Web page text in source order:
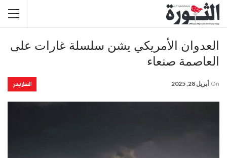
العدوان الأمريكي يشن سلسلة غارات على
العاصمة صنعاء
السلايدر On أبريل 28, 2025